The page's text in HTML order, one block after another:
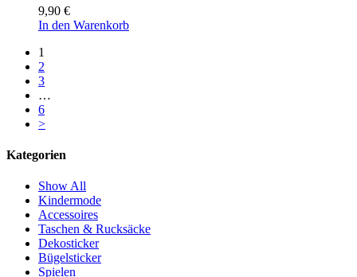
9,90 €
In den Warenkorb
1
2
3
…
6
>
Kategorien
Show All
Kindermode
Accessoires
Taschen & Rucksäcke
Dekosticker
Bügelsticker
Spielen